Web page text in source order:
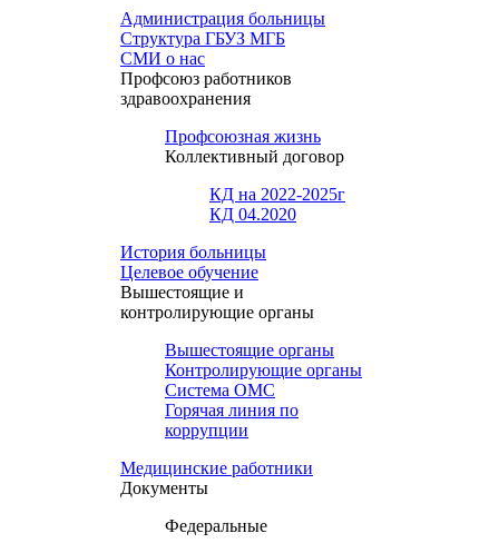
Администрация больницы
Структура ГБУЗ МГБ
СМИ о нас
Профсоюз работников
здравоохранения
Профсоюзная жизнь
Коллективный договор
КД на 2022-2025г
КД 04.2020
История больницы
Целевое обучение
Вышестоящие и
контролирующие органы
Вышестоящие органы
Контролирующие органы
Система ОМС
Горячая линия по
коррупции
Медицинские работники
Документы
Федеральные